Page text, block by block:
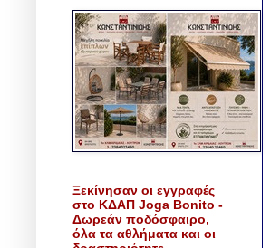
Ξεκίνησαν οι εγγραφές
στο ΚΔΑΠ Joga Bonito -
Δωρεάν ποδόσφαιρο,
όλα τα αθλήματα και οι